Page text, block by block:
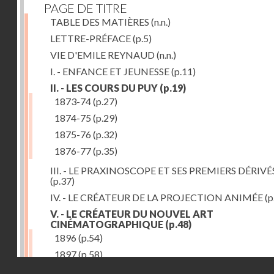
PAGE DE TITRE
TABLE DES MATIÈRES (n.n.)
LETTRE-PRÉFACE(p.5)
VIE D'EMILE REYNAUD (n.n.)
I. - ENFANCE ET JEUNESSE(p.11)
II. - LES COURS DU PUY (p.19)
1873-74(p.27)
1874-75 (p.29)
1875-76 (p.32)
1876-77(p.35)
III. - LE PRAXINOSCOPE ET SES PREMIERS
(p.37)
IV. - LE CRÉATEUR DE LA PROJECTION ANIMÉE
V. - LE CRÉATEUR DU NOUVEL ART
CINÉMATOGRAPHIQUE (p.48)
1896 (p.54)
1897(p.58)